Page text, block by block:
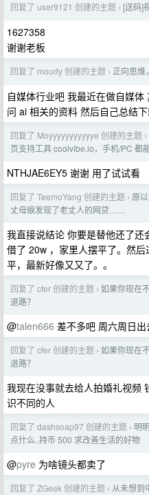
回复了 user9121 创建的主题 › [送码]
1627358
谢谢老板
回复了 moudy 创建的主题 › 正向思维
自媒体行业吧 我最近在做自媒
问 ai 相关的资料 然后自己总结
回复了 Moyyyyyyyyyyye 创建的主题 ›
页支持工具 coolvibe.io，手机/PC 都
NTHJAE6EY5 谢谢 用了试试看
回复了 TeemoYang 创建的主题 › 原
丈母娘发现了老丈人的网贷……
我直接说结论 你要是替他还了
借了 20w ，家里人摆平了。然
平，最新好像又又了。。
回复了 cfer 创建的主题 › 如果你现在
退路？
@talen666 差不多吧 周六周日
回复了 cfer 创建的主题 › 如果你现在
退路？
我现在没事就去给人拍婚礼视频
识不同的人
回复了 dashsoap97 创建的主题 › 明
点什么..持币 500 求改善生活的好物
@pyre 为啥镜头都卖了
回复了 ZGeek 创建的主题 › 从未想到